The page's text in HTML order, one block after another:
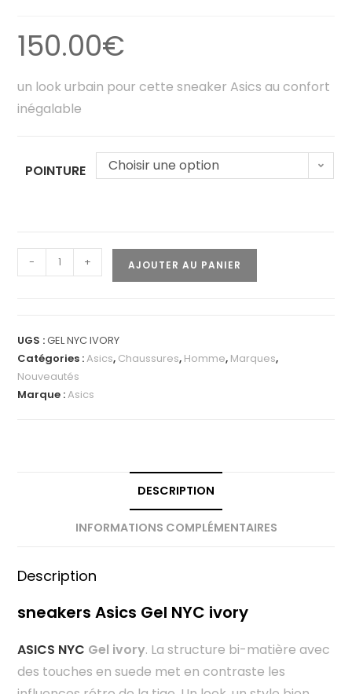
150.00€
un look urbain pour cette sneaker Asics au confort
inégalable
POINTURE Choisir une option
- + AJOUTER AU PANIER
UGS :GEL NYC IVORY
Catégories :Asics, Chaussures, Homme, Marques,
Nouveautés
Marque :Asics
DESCRIPTION
INFORMATIONS COMPLÉMENTAIRES
Description
sneakers Asics Gel NYC ivory
ASICS NYC Gel ivory. La structure bi-matière avec
des touches en suede met en contraste les